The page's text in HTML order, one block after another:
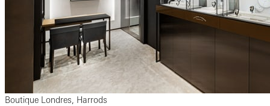
Boutique Londres, Harrods